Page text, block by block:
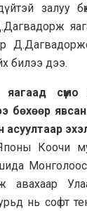
залуу
билээ дээ.
сүмо
бөхөөр
асуултаар
Коочи
Монголоос
авахаар
нь софт